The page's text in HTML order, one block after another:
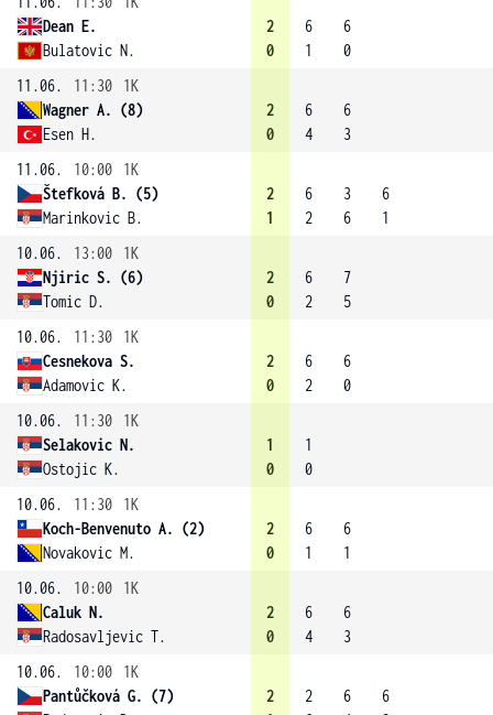
Dean E.
Bulatovic N.
2
0
6
1
6
0
11.06.
11:30
1K
Wagner A. (8)
Esen H.
2
0
6
4
6
3
11.06.
10:00
1K
Štefková B. (5)
Marinkovic B.
2
1
6
2
3
6
6
1
10.06.
13:00
1K
Njiric S. (6)
Tomic D.
2
0
6
2
7
5
10.06.
11:30
1K
Cesnekova S.
Adamovic K.
2
0
6
2
6
0
10.06.
11:30
1K
Selakovic N.
Ostojic K.
1
0
1
0
10.06.
11:30
1K
Koch-Benvenuto A. (2)
Novakovic M.
2
0
6
1
6
1
10.06.
10:00
1K
Caluk N.
Radosavljevic T.
2
0
6
4
6
3
10.06.
10:00
1K
Pantůčková G. (7)
2
2
6
6